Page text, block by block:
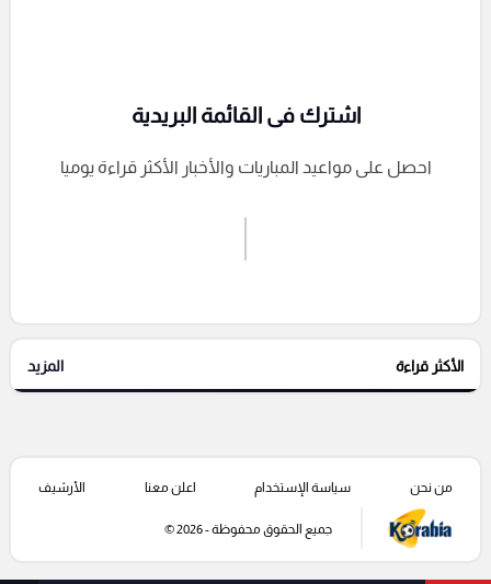
إرسال تعليق
التعليقات السابقة
اشترك فى القائمة البريدية
احصل على مواعيد المباريات والأخبار الأكثر قراءة يوميا
الأكثر قراءة المزيد
من نحن سياسة الإستخدام اعلن معنا الأرشيف
جميع الحقوق محفوظة - 2026 ©